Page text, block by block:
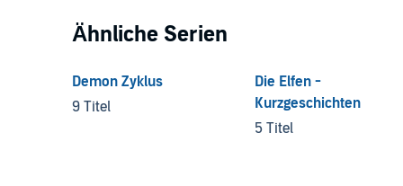
Ähnliche Serien
Demon Zyklus
9 Titel
Die Elfen -
Kurzgeschichten
5 Titel